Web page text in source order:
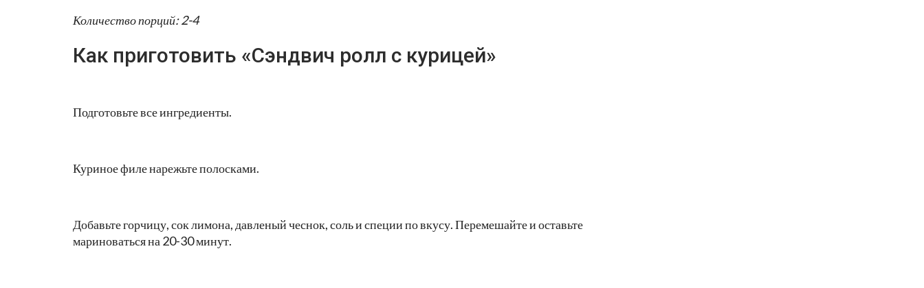
Количество порций: 2-4
Как приготовить «Сэндвич ролл с курицей»
Подготовьте все ингредиенты.
Куриное филе нарежьте полосками.
Добавьте горчицу, сок лимона, давленый чеснок, соль и специи по вкусу. Перемешайте и оставьте
мариноваться на 20-30 минут.